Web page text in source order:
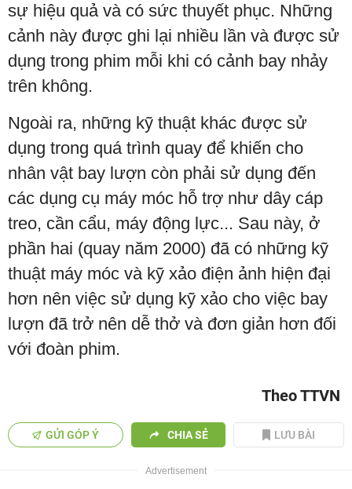
sự hiệu quả và có sức thuyết phục. Những
cảnh này được ghi lại nhiều lần và được sử
dụng trong phim mỗi khi có cảnh bay nhảy
trên không.
Ngoài ra, những kỹ thuật khác được sử
dụng trong quá trình quay để khiến cho
nhân vật bay lượn còn phải sử dụng đến
các dụng cụ máy móc hỗ trợ như dây cáp
treo, cần cẩu, máy động lực... Sau này, ở
phần hai (quay năm 2000) đã có những kỹ
thuật máy móc và kỹ xảo điện ảnh hiện đại
hơn nên việc sử dụng kỹ xảo cho việc bay
lượn đã trở nên dễ thở và đơn giản hơn đối
với đoàn phim.
Theo TTVN
GỬI GÓP Ý CHIA SẺ LƯU BÀI